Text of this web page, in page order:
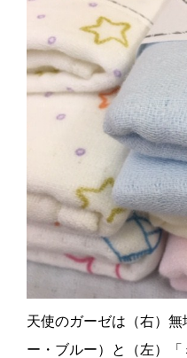
天使のガーゼは（右）
ー・ブルー）と（左）